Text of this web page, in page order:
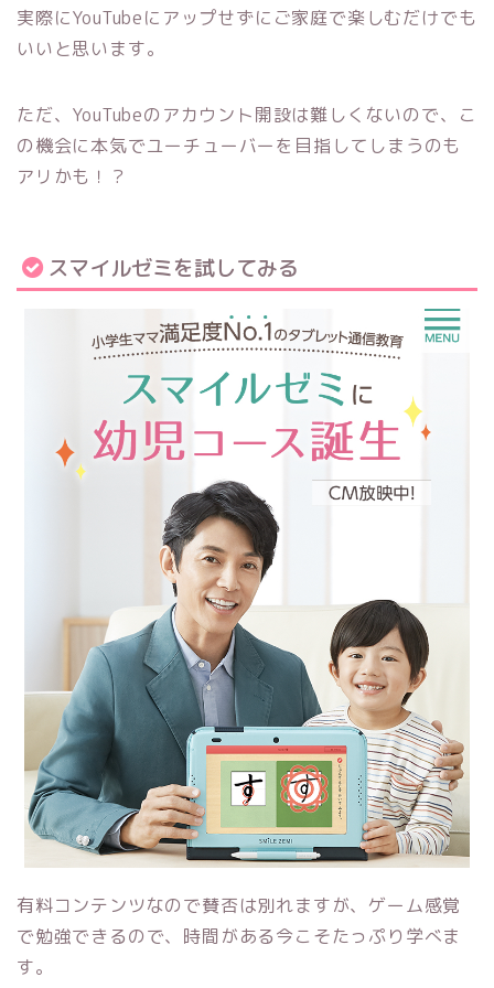
実際にYouTubeにアップせずにご家庭で楽しむだけでも
いいと思います。
ただ、YouTubeのアカウント開設は難しくないので、こ
の機会に本気でユーチューバーを目指してしまうのも
アリかも！？
スマイルゼミを試してみる
有料コンテンツなので賛否は別れますが、ゲーム感覚
で勉強できるので、時間がある今こそたっぷり学べま
す。